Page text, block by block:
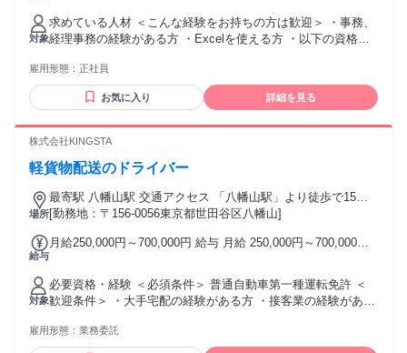
月あたり4万1950円 〜（固定残業時間：1ヶ月あたり25時間）
固定残業時間を超えた勤務時間については別途残業代を支給
する 【一律手当】 全員に一律で支払われる通勤・皆勤・家族
手当金額：なし 全員に一律で支払われるその他手当金額：あ
（期間限定） 10,000円 ※2026年6月までの限定手当です
対象
求めている人材 ＜こんな経験をお持ちの方は歓迎＞ ・事務、
経理事務の経験がある方 ・Excelを使える方 ・以下の資格を
ク復帰も大歓迎 ★主婦（夫）・フリーター歓迎 ★コツコツ同
じTaskをこなし続けられる方 ★正確性や効率的な仕事を地道
にできる方 20代・30代活躍中！ 子育てママ在籍中 ブランク
雇用形態： 正社員
お気に入り 詳細を見る
株式会社KINGSTA
軽貨物配送のドライバー
場所
最寄駅 八幡山駅 交通アクセス 「八幡山駅」より徒歩で15分
・車通勤OK ・現場へ直行直帰可
[勤務地：〒156-0056東京都世田谷区八幡山]
給与
月給250,000円～700,000円 給与 月給 250,000円～700,000円
こなすだけ売り上げが上がります ・週払いOK
対象
必要資格・経験 ＜必須条件＞ 普通自動車第一種運転免許 ＜
歓迎条件＞ ・大手宅配の経験がある方 ・接客業の経験がある
迎
雇用形態： 業務委託